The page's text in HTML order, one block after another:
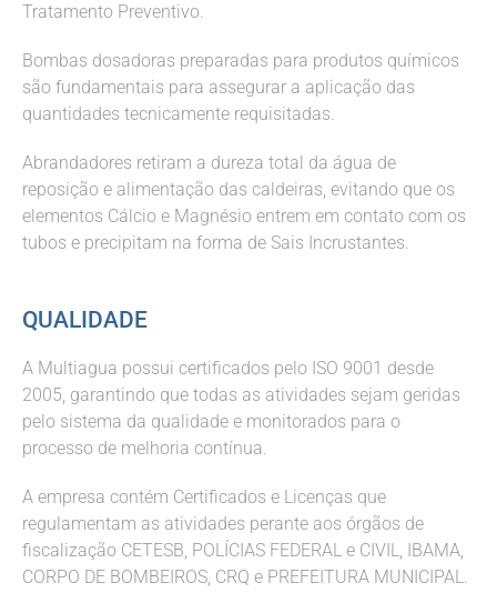
Tratamento Preventivo.
Bombas dosadoras preparadas para produtos químicos
são fundamentais para assegurar a aplicação das
quantidades tecnicamente requisitadas.
Abrandadores retiram a dureza total da água de
reposição e alimentação das caldeiras, evitando que os
elementos Cálcio e Magnésio entrem em contato com os
tubos e precipitam na forma de Sais Incrustantes.
QUALIDADE
A Multiagua possui certificados pelo ISO 9001 desde
2005, garantindo que todas as atividades sejam geridas
pelo sistema da qualidade e monitorados para o
processo de melhoria contínua.
A empresa contém Certificados e Licenças que
regulamentam as atividades perante aos órgãos de
fiscalização CETESB, POLÍCIAS FEDERAL e CIVIL, IBAMA,
CORPO DE BOMBEIROS, CRQ e PREFEITURA MUNICIPAL.